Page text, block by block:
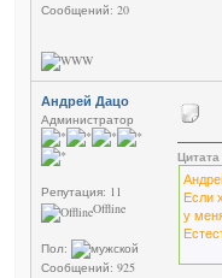
Сообщений: 20
Андрей Дацо
Администратор
Репутация: 11
Offline
Пол:
Сообщений: 925
Цитата
Если
у